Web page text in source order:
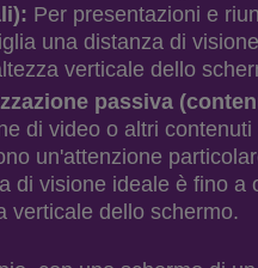
Per presentazioni e
una distanza di
verticale dello
passiva
di video o altri contenuti
un'attenzione
di visione ideale è fino a
verticale dello schermo.